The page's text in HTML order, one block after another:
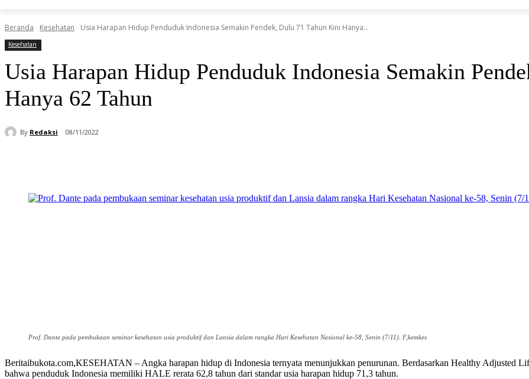
Beranda Kesehatan Usia Harapan Hidup Penduduk Indonesia Semakin Pendek, Dulu 71 Tahun Kini Hanya...
Kesehatan
Usia Harapan Hidup Penduduk Indonesia Semakin
Hanya 62 Tahun
By Redaksi 08/11/2022
Prof. Dante pada pembukaan seminar kesehatan usia produktif dan Lansia dalam rangka Hari Kesehatan Nasional ke-58, Senin (7/11). F,kemkes
Beritaibukota.com,KESEHATAN – Angka harapan hidup di Indonesia ternyata menunjukkan penurunan. Berdasarkan Healthy Adjusted
bahwa penduduk Indonesia memiliki HALE rerata 62,8 tahun dari standar usia harapan hidup 71,3 tahun.